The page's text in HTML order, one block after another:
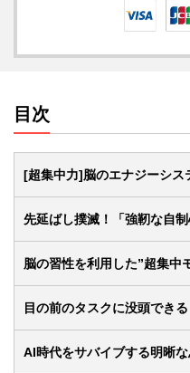
目次
[超集中力]脳のエナジーシス
先延ばし撲滅！「強靭な自
脳の習性を利用した”超集中
目の前のタスクに没頭でき
AI時代をサバイブする明晰